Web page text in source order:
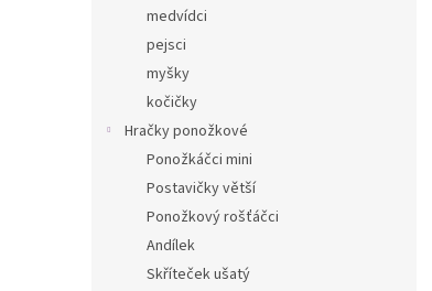
medvídci
pejsci
myšky
kočičky
Hračky ponožkové
Ponožkáčci mini
Postavičky větší
Ponožkový rošťáčci
Andílek
Skříteček ušatý